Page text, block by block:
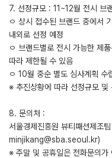
7. 선정규모 : 11~12월 전시 브
ㅇ 상시 접수된 브랜드 중에서
내외로 선정 예정
ㅇ 브랜드별로 전시 가능한 제
따라 제한될 수 있음
ㅇ 10월 중순 별도 심사계획 수
※ 추진상황에 따라 선정규모
8. 문의처 :
서울경제진흥원 뷰티패션제조
minjikang@sba.seoul.kr)
※ 주말 및 공휴일은 전화문의가